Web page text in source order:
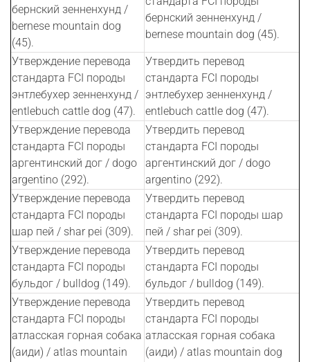
бернский зенненхунд /
bernese mountain dog
(45).
бернский зенненхунд /
bernese mountain dog (45).
Утверждение перевода
стандарта FCI породы
энтлебухер зенненхунд /
entlebuch cattle dog (47).
Утвердить перевод
стандарта FCI породы
энтлебухер зенненхунд /
entlebuch cattle dog (47).
Утверждение перевода
стандарта FCI породы
аргентинский дог / dogo
argentino (292).
Утвердить перевод
стандарта FCI породы
аргентинский дог / dogo
argentino (292).
Утверждение перевода
стандарта FCI породы
шар пей / shar pei (309).
Утвердить перевод
стандарта FCI породы шар
пей / shar pei (309).
Утверждение перевода
стандарта FCI породы
бульдог / bulldog (149).
Утвердить перевод
стандарта FCI породы
бульдог / bulldog (149).
Утверждение перевода
стандарта FCI породы
атласская горная собака
(аиди) / atlas mountain
Утвердить перевод
стандарта FCI породы
атласская горная собака
(аиди) / atlas mountain dog